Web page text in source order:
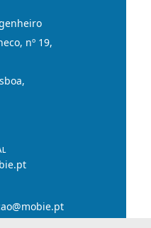
nº 19,